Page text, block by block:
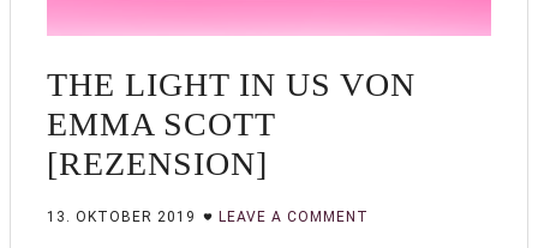
THE LIGHT IN US VON
EMMA SCOTT
[REZENSION]
13. OKTOBER 2019 LEAVE A COMMENT